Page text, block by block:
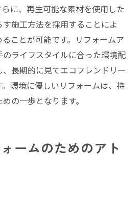
に、再生可能な素材を使用した
施工方法を採用することによ
ことが可能です。リフォームア
のライフスタイルに合った環境配
長期的に見てエコフレンドリー
環境に優しいリフォームは、持
の一歩となります。
ームのためのアト